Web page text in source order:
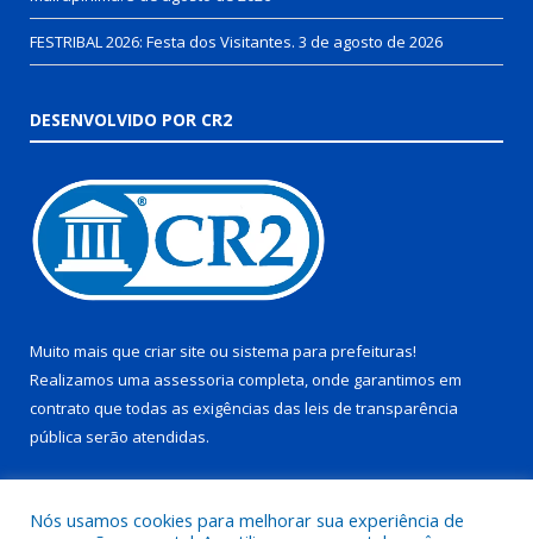
FESTRIBAL 2026: Festa dos Visitantes. 3 de agosto de 2026
DESENVOLVIDO POR CR2
Muito mais que criar site ou sistema para prefeituras!
Realizamos uma assessoria completa, onde garantimos em
contrato que todas as exigências das leis de transparência
pública serão atendidas.
Nós usamos cookies para melhorar sua experiência de